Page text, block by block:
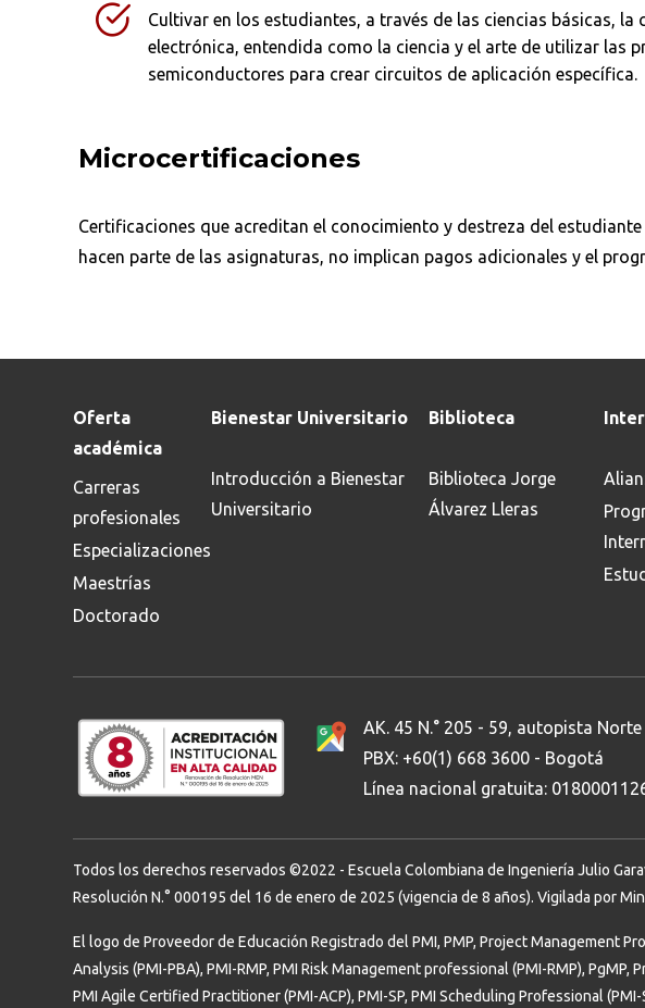
Cultivar en los estudiantes, a través de las ciencias básicas,
electrónica, entendida como la ciencia y el arte de utilizar las
semiconductores para crear circuitos de aplicación específica.
Microcertificaciones
Certificaciones que acreditan el conocimiento y destreza del
hacen parte de las asignaturas, no implican pagos adicionales y el
Oferta
académica
Carreras
profesionales
Especializaciones
Maestrías
Doctorado
Bienestar Universitario
Introducción a Bienestar
Universitario
Biblioteca
Biblioteca Jorge
Álvarez Lleras
AK. 45 N.° 205 - 59, autopista Norte
PBX: +60(1) 668 3600 - Bogotá
Línea nacional gratuita:
Todos los derechos reservados ©2022 - Escuela Colombiana de Ingeniería Julio
Resolución N.° 000195 del 16 de enero de 2025 (vigencia de 8 años). Vigilada por
El logo de Proveedor de Educación Registrado del PMI, PMP, Project Management
Analysis (PMI-PBA), PMI-RMP, PMI Risk Management professional (PMI-RMP),
PMI Agile Certified Practitioner (PMI-ACP), PMI-SP, PMI Scheduling Professional